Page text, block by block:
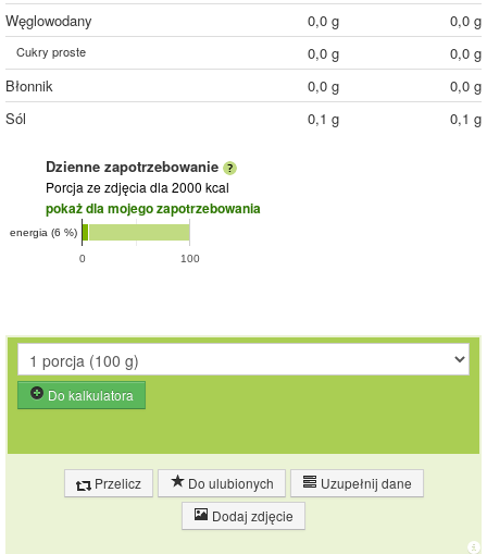
Węglowodany
0,0 g 0,0 g
Cukry proste 0,0 g
0,0 g
Błonnik
0,0 g
0,0 g
Sól
0,1 g 0,1 g
Dzienne zapotrzebowanie
Porcja ze zdjęcia dla 2000 kcal
pokaż dla mojego zapotrzebowania
0 100
energia (6 %)
Do kalkulatora
Przelicz Do ulubionych
Uzupełnij dane
Dodaj zdjęcie